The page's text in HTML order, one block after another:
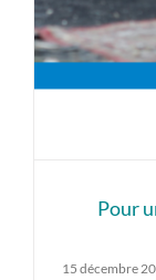
Pour
15 décembre